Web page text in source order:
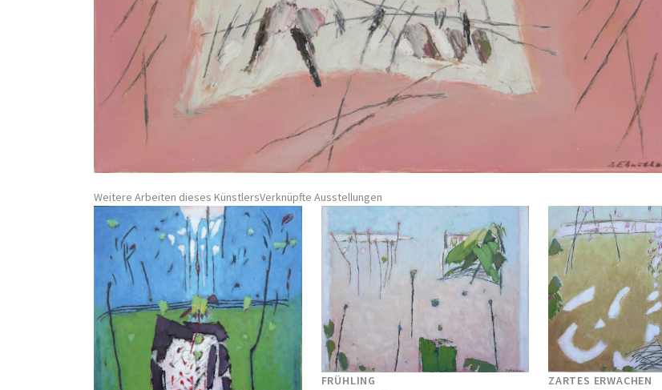
Weitere Arbeiten dieses KünstlersVerknüpfte Ausstellungen
FRÜHLING
ZARTES ERWACHEN